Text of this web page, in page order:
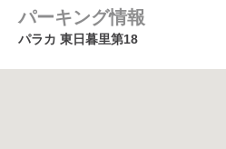
パーキング情報
パラカ 東日暮里第18